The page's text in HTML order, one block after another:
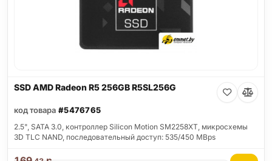
SSD AMD Radeon R5 256GB R5SL256G
код товара #5476765
2.5", SATA 3.0, контроллер Silicon Motion SM2258XT, микросхемы
3D TLC NAND, последовательный доступ: 535/450 MBps